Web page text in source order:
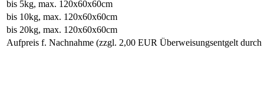
bis 5kg, max. 120x60x60cm
bis 10kg, max. 120x60x60cm
bis 20kg, max. 120x60x60cm
Aufpreis f. Nachnahme (zzgl. 2,00 EUR Überweisungsentgelt